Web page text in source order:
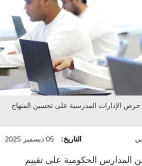
حرص الإدارات المدرسية على تحسين المنهاج
التاريخ: 05 ديسمبر 2025
المدارس الحكومية على تقييم